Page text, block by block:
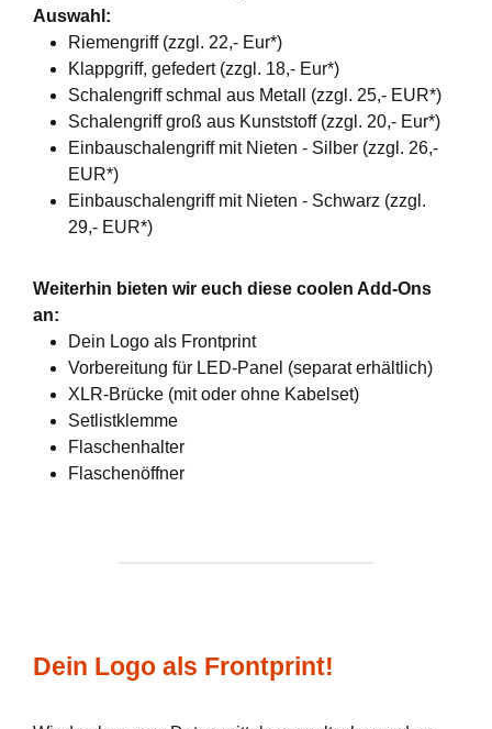
Auswahl:
Riemengriff (zzgl. 22,- Eur*)
Klappgriff, gefedert (zzgl. 18,- Eur*)
Schalengriff schmal aus Metall (zzgl. 25,- EUR*)
Schalengriff groß aus Kunststoff (zzgl. 20,- Eur*)
Einbauschalengriff mit Nieten - Silber (zzgl. 26,-
EUR*)
Einbauschalengriff mit Nieten - Schwarz (zzgl.
29,- EUR*)
Weiterhin bieten wir euch diese coolen Add-Ons
an:
Dein Logo als Frontprint
Vorbereitung für LED-Panel (separat erhältlich)
XLR-Brücke (mit oder ohne Kabelset)
Setlistklemme
Flaschenhalter
Flaschenöffner
Dein Logo als Frontprint!